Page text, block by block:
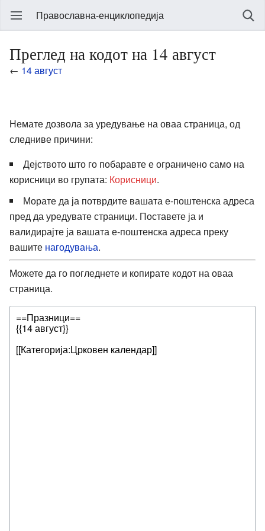
Православна-енциклопедија
Преглед на кодот на 14 август
← 14 август
Немате дозвола за уредување на оваа страница, од
следниве причини:
Дејството што го побаравте е ограничено само на
корисници во групата: Корисници.
Морате да ја потврдите вашата е-поштенска адреса
пред да уредувате страници. Поставете ја и
валидирајте ја вашата е-поштенска адреса преку
вашите нагодувања.
Можете да го погледнете и копирате кодот на оваа
страница.